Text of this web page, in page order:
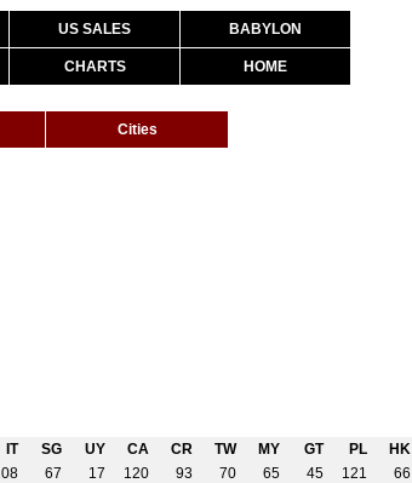
US SALES BABYLON
CHARTS HOME
Cities
IT SG UY CA CR TW MY GT PL HK
67 17 120 93 70 65 45 121 66